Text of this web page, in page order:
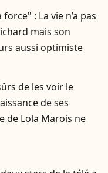
: La vie n’a pas
mais son
aussi optimiste
de les voir le
de ses
de Lola Marois ne